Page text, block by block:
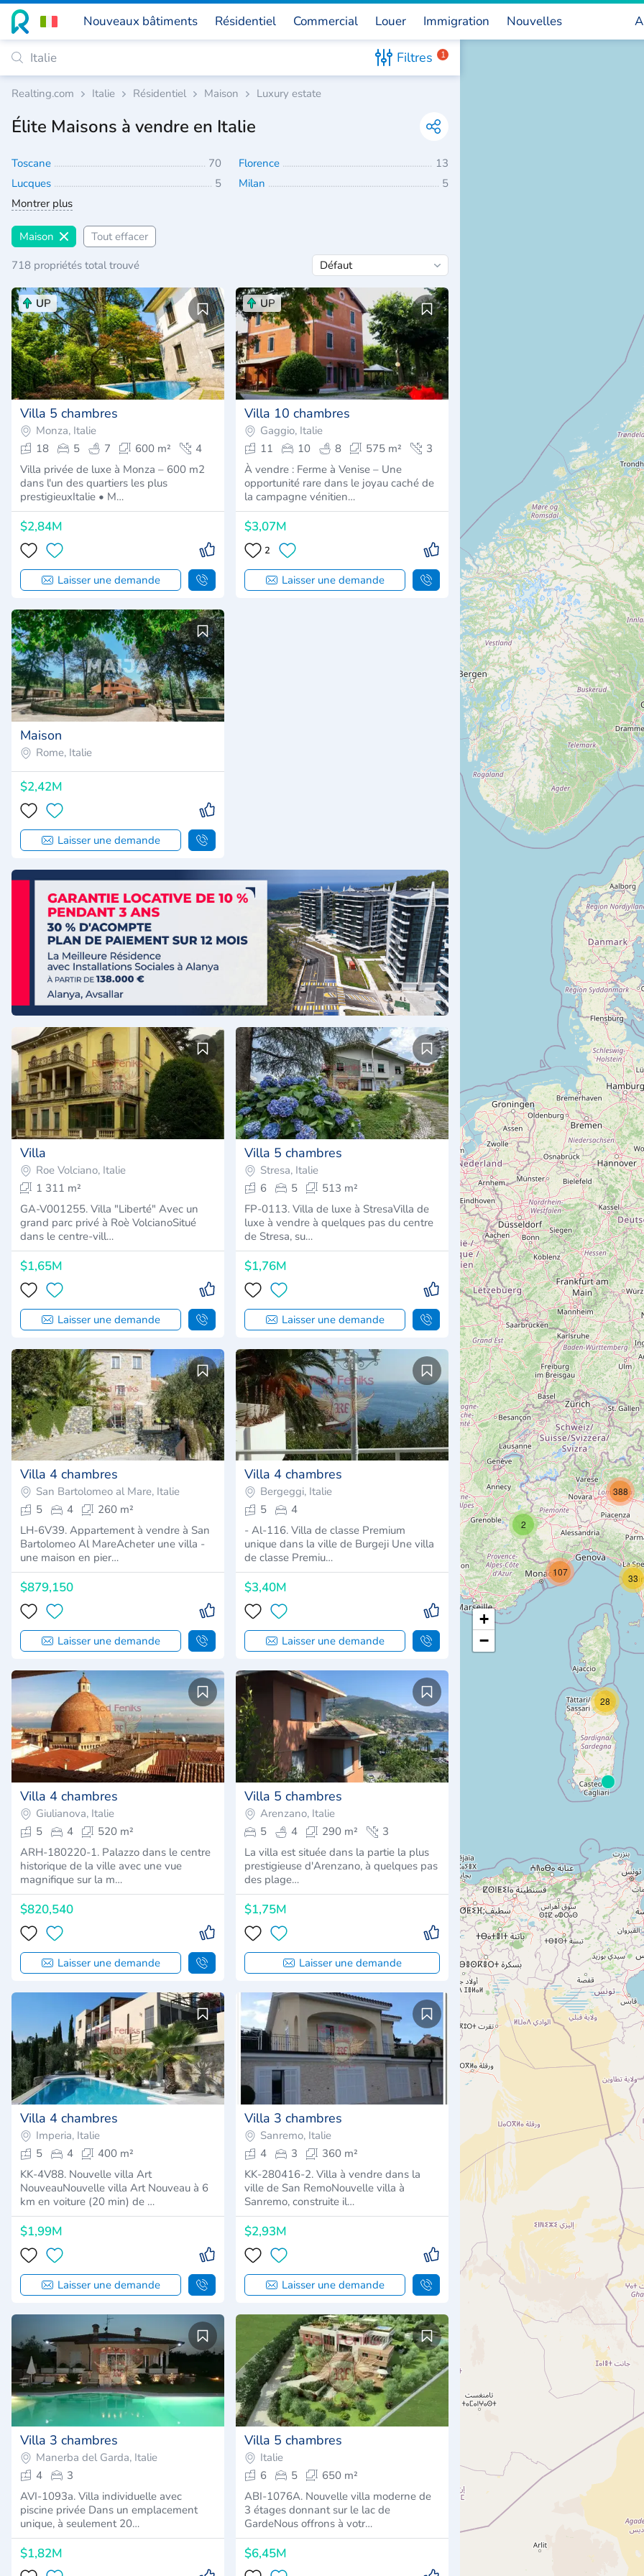
Nouveaux bâtiments Résidentiel Commercial Louer Immigration Nouvelles
Filtres 1
Realting.com Italie Résidentiel Maison Luxury estate
Élite Maisons à vendre en Italie
Toscane 70 Florence
13
Lucques
5 Milan
5
Montrer plus
Maison
Tout effacer
718 propriétés total trouvé
UP
Villa 5 chambres
Monza, Italie
18
5 7 600 m²
4
Villa privée de luxe à Monza – 600 m2
dans l'un des quartiers les plus
prestigieuxItalie • M…
$2,84M
Laisser une demande
UP
Villa 10 chambres
Gaggio, Italie
11
10 8 575 m²
3
À vendre : Ferme à Venise – Une
opportunité rare dans le joyau caché de
la campagne vénitien…
$3,07M
2
Laisser une demande
Maison
Rome, Italie
$2,42M
Laisser une demande
Villa
Roe Volciano, Italie
1 311 m²
GA-V001255. Villa "Liberté" Avec un
grand parc privé à Roè VolcianoSitué
dans le centre-vill…
$1,65M
Laisser une demande
Villa 5 chambres
Stresa, Italie
6
5
513 m²
FP-0113. Villa de luxe à StresaVilla de
luxe à vendre à quelques pas du centre
de Stresa, su…
$1,76M
Laisser une demande
Villa 4 chambres
San Bartolomeo al Mare, Italie
5
4
260 m²
LH-6V39. Appartement à vendre à San
Bartolomeo Al MareAcheter une villa -
une maison en pier…
$879,150
Laisser une demande
Villa 4 chambres
Bergeggi, Italie
5
4
- Al-116. Villa de classe Premium
unique dans la ville de Burgeji Une villa
de classe Premiu…
$3,40M
Laisser une demande
Villa 4 chambres
Giulianova, Italie
5
4
520 m²
ARH-180220-1. Palazzo dans le centre
historique de la ville avec une vue
magnifique sur la m…
$820,540
Laisser une demande
Villa 5 chambres
Arenzano, Italie
5
4 290 m²
3
La villa est située dans la partie la plus
prestigieuse d'Arenzano, à quelques pas
des plage…
$1,75M
Laisser une demande
Villa 4 chambres
Imperia, Italie
5
4
400 m²
KK-4V88. Nouvelle villa Art
NouveauNouvelle villa Art Nouveau à 6
km en voiture (20 min) de …
$1,99M
Laisser une demande
Villa 3 chambres
Sanremo, Italie
4
3
360 m²
KK-280416-2. Villa à vendre dans la
ville de San RemoNouvelle villa à
Sanremo, construite il…
$2,93M
Laisser une demande
Villa 3 chambres
Manerba del Garda, Italie
4
3
AVI-1093a. Villa individuelle avec
piscine privée Dans un emplacement
unique, à seulement 20…
$1,82M
Villa 5 chambres
Italie
6
5
650 m²
ABI-1076A. Nouvelle villa moderne de
3 étages donnant sur le lac de
GardeNous offrons à votr…
$6,45M
28
2
107
388
33
+
−